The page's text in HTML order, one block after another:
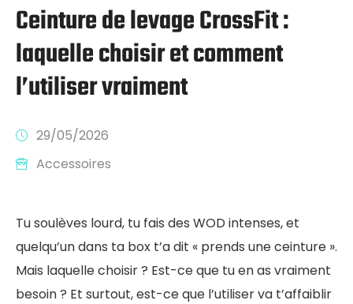
Ceinture de levage CrossFit :
laquelle choisir et comment
l’utiliser vraiment
29/05/2026
Accessoires
Tu soulèves lourd, tu fais des WOD intenses, et
quelqu’un dans ta box t’a dit « prends une ceinture ».
Mais laquelle choisir ? Est-ce que tu en as vraiment
besoin ? Et surtout, est-ce que l’utiliser va t’affaiblir